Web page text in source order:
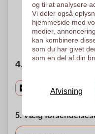
Tampotryk
50 x 10 mm
Brug for hjælp?
4. Vælg mængden
5. Vælg
og til at analysere
Vi deler også
hjemmeside med
medier,
kan kombinere
som du har givet
som en del af din
Afvisning